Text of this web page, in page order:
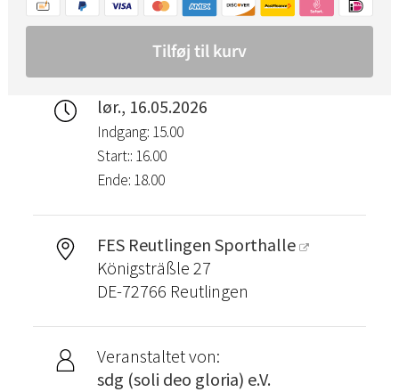
lør., 16.05.2026
Indgang: 15.00
Start:: 16.00
Ende: 18.00
FES Reutlingen Sporthalle
Königsträßle 27
DE-72766 Reutlingen
Veranstaltet von:
sdg (soli deo gloria) e.V.